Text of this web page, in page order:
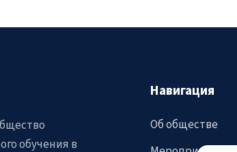
обучения в
Навигация
Об обществе